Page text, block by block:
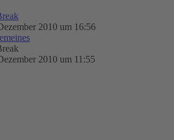
2010 um 16:56
2010 um 11:55